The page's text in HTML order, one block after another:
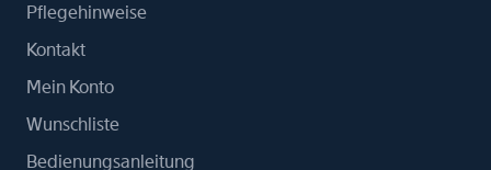
Pflegehinweise
Kontakt
Mein Konto
Wunschliste
Bedienungsanleitung